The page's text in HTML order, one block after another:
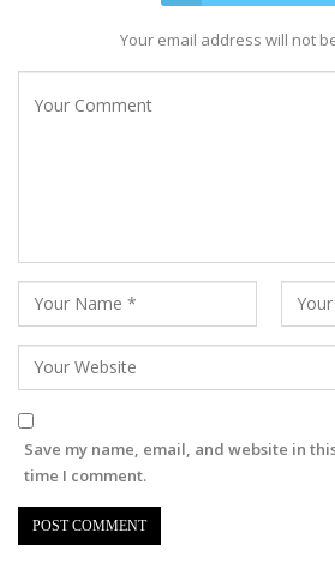
Your email address will not
Save my name, email, and website in
time I comment.